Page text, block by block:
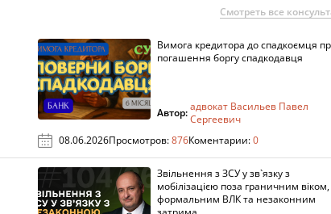
Смотреть все
Вимога кредитора до спадкоємця
погашення боргу спадкодавця
Автор:адвокат Васильев Павел
Сергеевич
08.06.2026Просмотров:876Коментарии:0
Звільнення з ЗСУ у зв`язку з
мобілізацією поза граничним віком,
формальним ВЛК та незаконним